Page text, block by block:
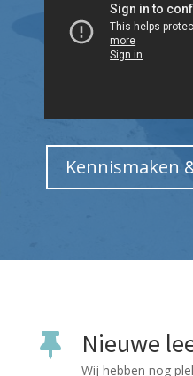
Kennismaken
 Nieuwe
Wij hebben nog